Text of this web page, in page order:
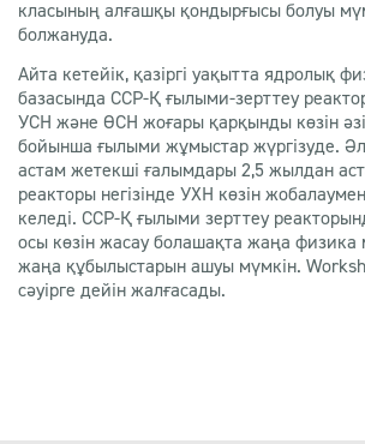
класының алғашқы қондырғысы болуы
болжануда.
Айта кетейік, қазіргі уақытта ядролық
базасында ССР-Қ ғылыми-зерттеу
УСН және ӨСН жоғары қарқынды көзін
бойынша ғылыми жұмыстар жүргізуде.
астам жетекші ғалымдары 2,5 жылдан
реакторы негізінде УХН көзін
келеді. ССР-Қ ғылыми зерттеу
осы көзін жасау болашақта жаңа физика
жаңа құбылыстарын ашуы мүмкін.
сәуірге дейін жалғасады.